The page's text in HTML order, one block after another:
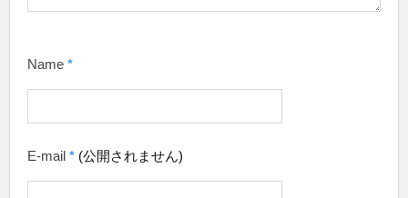
Name *
E-mail * (公開されません)